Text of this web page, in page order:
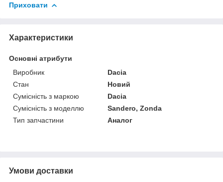
Приховати
Характеристики
Основні атрибути
Виробник
Dacia
Стан
Новий
Сумісність з маркою
Dacia
Сумісність з моделлю
Sandero, Zonda
Тип запчастини
Аналог
Умови доставки